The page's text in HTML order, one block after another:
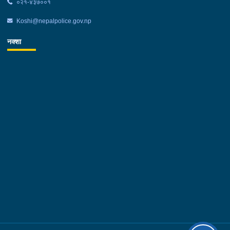
०२१-४३७००१
Koshi@nepalpolice.gov.np
नक्शा